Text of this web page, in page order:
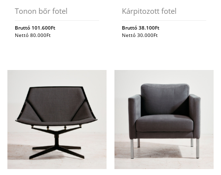
Tonon bőr fotel
Bruttó 101.600Ft
Nettó 80.000Ft
Kárpitozott fotel
Bruttó38.100Ft
Nettó30.000Ft